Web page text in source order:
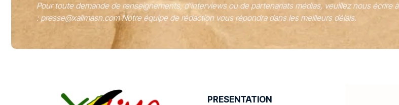
Pour toute demande de renseignements, d’interviews ou de partenariats médias, veuillez nous écrire à
: presse@xalimasn.comNotre équipe de rédaction vous répondra dans les meilleurs délais.
PRESENTATION